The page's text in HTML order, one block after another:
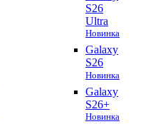
S26
Ultra
Новинка
Galaxy
S26
Новинка
Galaxy
S26+
Новинка